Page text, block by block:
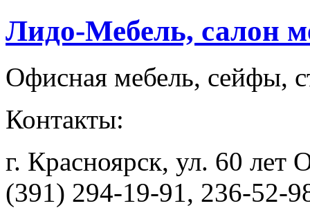
Лидо-Мебель, салон
Офисная мебель, сейфы,
Контакты:
г. Красноярск, ул. 60 лет
(391) 294-19-91, 236-52-